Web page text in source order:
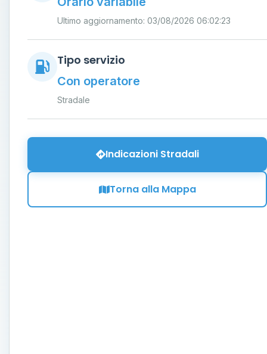
Ultimo aggiornamento: 03/08/2026 06:02:23
Tipo servizio
Con operatore
Stradale
Indicazioni Stradali
Torna alla Mappa